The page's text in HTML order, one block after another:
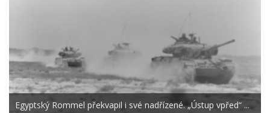
Egyptský Rommel překvapil i své nadřízené. „Ústup vpřed“ ...